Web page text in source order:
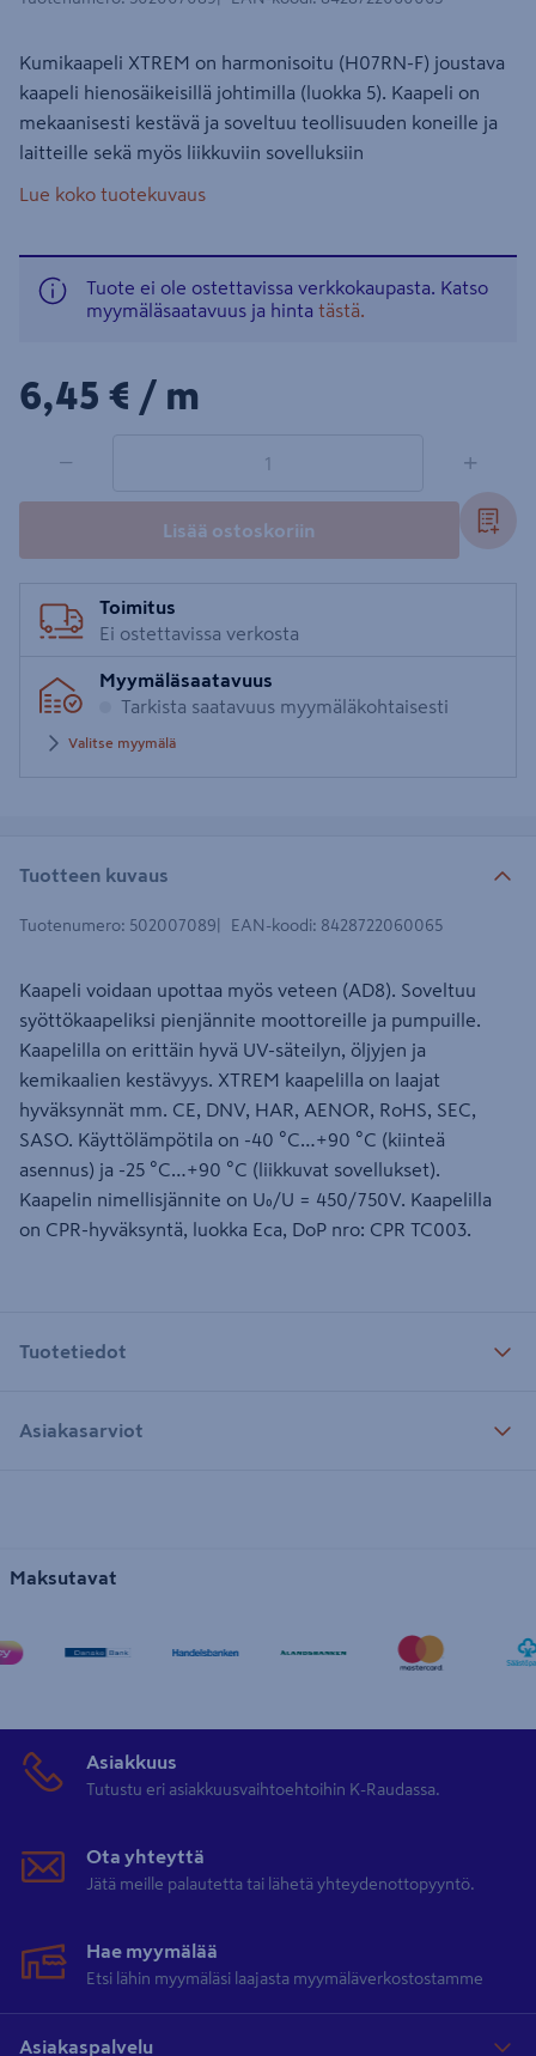
Kumikaapeli XTREM on harmonisoitu (H07RN-F) joustava
kaapeli hienosäikeisillä johtimilla (luokka 5). Kaapeli on
mekaanisesti kestävä ja soveltuu teollisuuden koneille ja
laitteille sekä myös liikkuviin sovelluksiin
Lue koko tuotekuvaus
Tuote ei ole ostettavissa verkkokaupasta. Katso
myymäläsaatavuus ja hinta tästä.
6,45€/m
6,45 € / m
− +
Lisää ostoskoriin
Toimitus
Ei ostettavissa verkosta
Myymäläsaatavuus
Tarkista saatavuus myymäläkohtaisesti
Valitse myymälä
Tuotteen kuvaus
Tuotenumero: 502007089 EAN-koodi: 8428722060065
Kaapeli voidaan upottaa myös veteen (AD8). Soveltuu
syöttökaapeliksi pienjännite moottoreille ja pumpuille.
Kaapelilla on erittäin hyvä UV-säteilyn, öljyjen ja
kemikaalien kestävyys. XTREM kaapelilla on laajat
hyväksynnät mm. CE, DNV, HAR, AENOR, RoHS, SEC,
SASO. Käyttölämpötila on -40 °C…+90 °C (kiinteä
asennus) ja -25 °C…+90 °C (liikkuvat sovellukset).
Kaapelin nimellisjännite on U₀/U = 450/750V. Kaapelilla
on CPR-hyväksyntä, luokka Eca, DoP nro: CPR TC003.
Tuotetiedot
Asiakasarviot
Maksutavat
Asiakkuus
Tutustu eri asiakkuusvaihtoehtoihin K-Raudassa.
Ota yhteyttä
Jätä meille palautetta tai lähetä yhteydenottopyyntö.
Hae myymälää
Etsi lähin myymäläsi laajasta myymäläverkostostamme
Asiakaspalvelu